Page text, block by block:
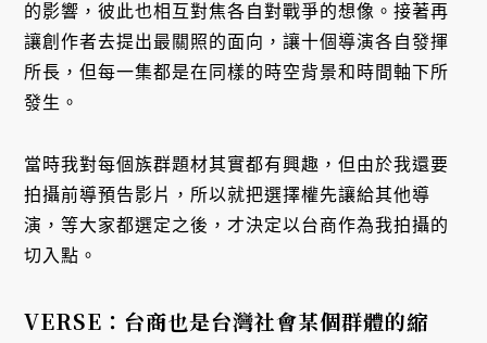
的影響，彼此也相互對焦各自對戰爭的想像。接著再
讓創作者去提出最關照的面向，讓十個導演各自發揮
所長，但每一集都是在同樣的時空背景和時間軸下所
發生。
當時我對每個族群題材其實都有興趣，但由於我還要
拍攝前導預告影片，所以就把選擇權先讓給其他導
演，等大家都選定之後，才決定以台商作為我拍攝的
切入點。
VERSE：台商也是台灣社會某個群體的縮